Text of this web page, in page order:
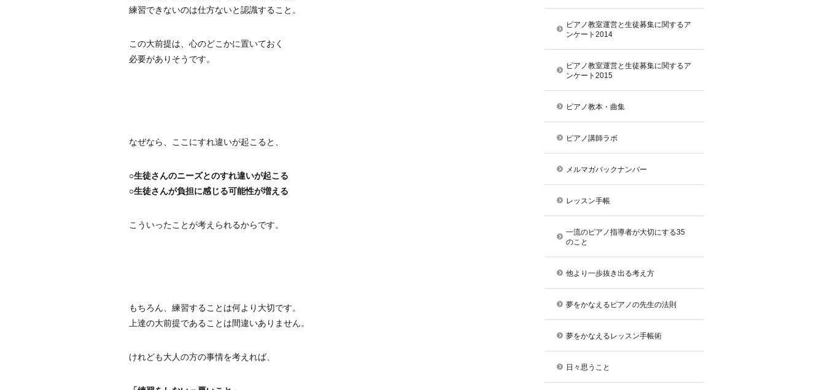
練習できないのは仕方ないと認識すること。
この大前提は、心のどこかに置いておく
必要がありそうです。
なぜなら、ここにすれ違いが起こると、
○生徒さんのニーズとのすれ違いが起こる
○生徒さんが負担に感じる可能性が増える
こういったことが考えられるからです。
もちろん、練習することは何より大切です。
上達の大前提であることは間違いありません。
けれども大人の方の事情を考えれば、
ピアノ教室運営と生徒募集に関するア
ンケート2014
ピアノ教室運営と生徒募集に関するア
ンケート2015
ピアノ教本・曲集
ピアノ講師ラボ
メルマガバックナンバー
レッスン手帳
一流のピアノ指導者が大切にする35
のこと
他より一歩抜き出る考え方
夢をかなえるピアノの先生の法則
夢をかなえるレッスン手帳術
日々思うこと